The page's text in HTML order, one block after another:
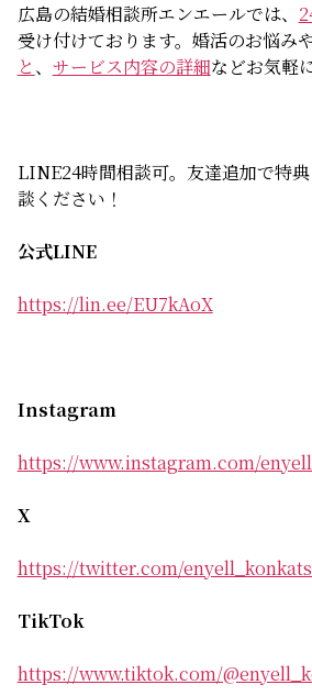
広島の結婚相談所エンエールでは、
受け付けております。婚活のお悩みや
と、 サービス内容の詳細などお気軽
LINE24時間相談可。友達追加で特
談ください！
公式LINE
https://lin.ee/EU7kAoX
Instagram
https://www.instagram.com/
X
https://twitter.com/
TikTok
https://www.tiktok.com/